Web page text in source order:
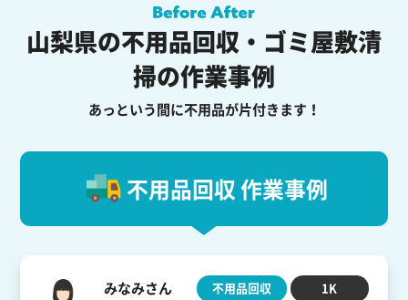
山梨県の不用品回収・ゴミ屋敷清
掃の作業事例
あっという間に不用品が片付きます！
不用品回収 作業事例
みなみさん 不用品回収 1K